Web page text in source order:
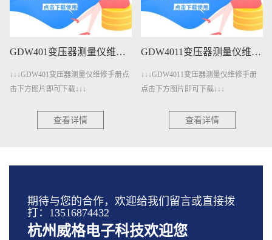
GDW401变压器测量仪维修手册下载
↓↓↓GDW401变压器测量仪维修手册点
击下方图片即可下载↓↓↓
查看详情
GDW4011变压器测量仪维修手册下载
↓↓↓GDW4011变压器测量仪维修手册
点击下方图片即可下载↓↓↓
查看详情
期待与您的合作，欢迎给我们留言或直接拨
打：13516874432
杭州威格电子科技欢迎您